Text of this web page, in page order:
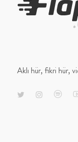
Aklı hür, fikri hür,